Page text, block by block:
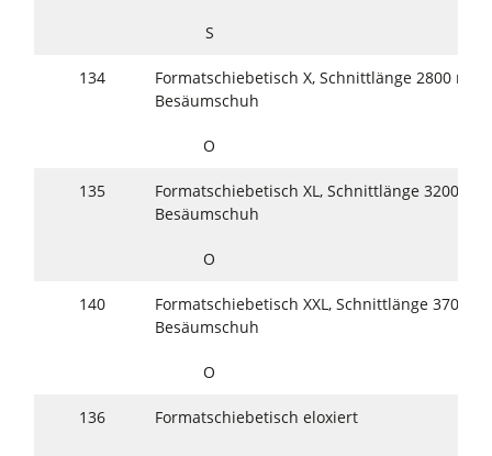
S
134
Formatschiebetisch X, Schnittlänge 2800
Besäumschuh
O
135
Formatschiebetisch XL, Schnittlänge 3200
Besäumschuh
O
140
Formatschiebetisch XXL, Schnittlänge 3700
Besäumschuh
O
136 Formatschiebetisch eloxiert